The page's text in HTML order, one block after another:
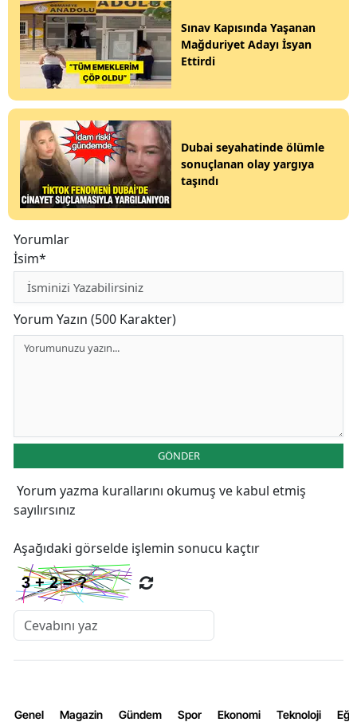
Sınav Kapısında Yaşanan
Mağduriyet Adayı İsyan
Ettirdi
Dubai seyahatinde ölümle
sonuçlanan olay yargıya
taşındı
Yorumlar
İsim*
Yorum Yazın (500 Karakter)
GÖNDER
Yorum yazma kurallarını okumuş ve kabul etmiş
sayılırsınız
Aşağıdaki görselde işlemin sonucu kaçtır
Genel Magazin Gündem Spor Ekonomi Teknoloji